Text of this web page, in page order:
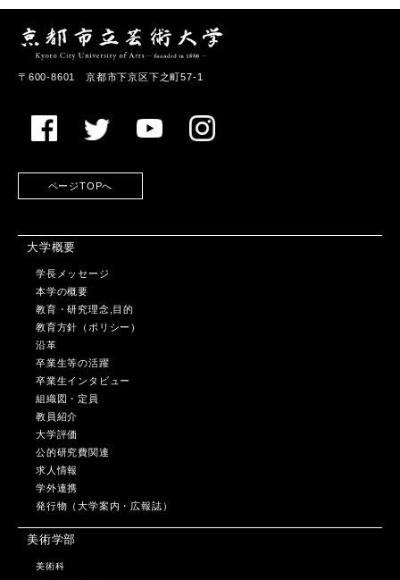
〒600-8601 京都市下京区下之町57-1
ページTOPへ
大学概要
学長メッセージ
本学の概要
教育・研究理念,目的
教育方針（ポリシー）
沿革
卒業生等の活躍
卒業生インタビュー
組織図・定員
教員紹介
大学評価
公的研究費関連
求人情報
学外連携
発行物（大学案内・広報誌）
美術学部
美術科